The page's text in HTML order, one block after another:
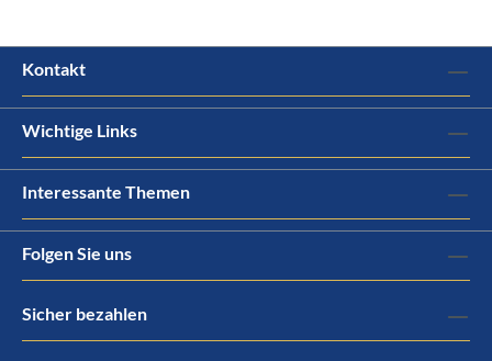
Kontakt
Wichtige Links
Interessante Themen
Folgen Sie uns
Sicher bezahlen